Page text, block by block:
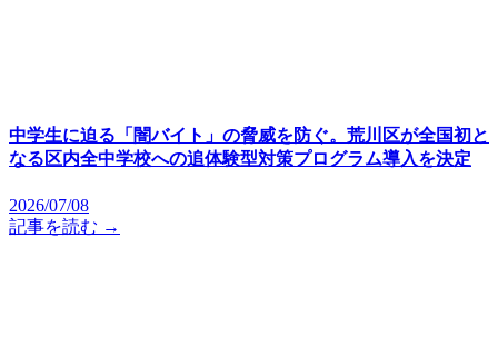
中学生に迫る「闇バイト」の脅威を防ぐ。荒川区が全国初と
なる区内全中学校への追体験型対策プログラム導入を決定
2026/07/08
記事を読む →